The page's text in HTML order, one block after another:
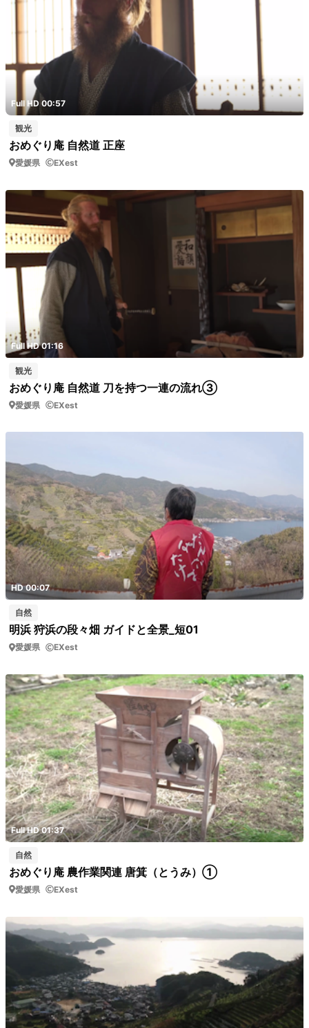
Full HD 00:57
観光
おめぐり庵 自然道 正座
愛媛県 EXest
Full HD 01:16
観光
おめぐり庵 自然道 刀を持つ一連の流れ③
愛媛県 EXest
HD 00:07
自然
明浜 狩浜の段々畑 ガイドと全景_短01
愛媛県 EXest
Full HD 01:37
自然
おめぐり庵 農作業関連 唐箕（とうみ）①
愛媛県 EXest